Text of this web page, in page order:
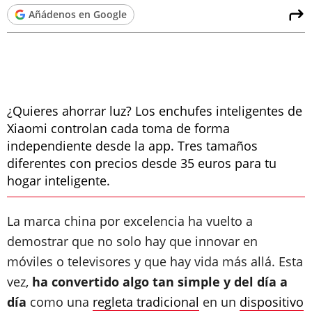
Añádenos en Google
¿Quieres ahorrar luz? Los enchufes inteligentes de
Xiaomi controlan cada toma de forma
independiente desde la app. Tres tamaños
diferentes con precios desde 35 euros para tu
hogar inteligente.
La marca china por excelencia ha vuelto a
demostrar que no solo hay que innovar en
móviles o televisores y que hay vida más allá. Esta
vez, ha convertido algo tan simple y del día a
día como una regleta tradicional en un dispositivo